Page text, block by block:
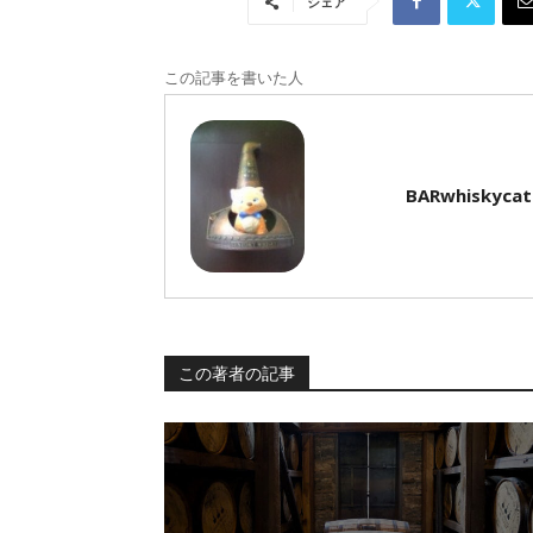
この記事を書いた人
この著者の記事